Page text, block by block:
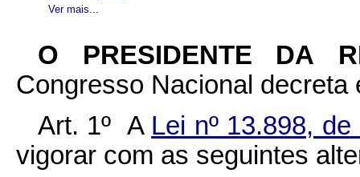
Ver mais...
O PRESIDENTE DA
Congresso Nacional
Art. 1º A Lei nº 13.898,
vigorar com as seguintes